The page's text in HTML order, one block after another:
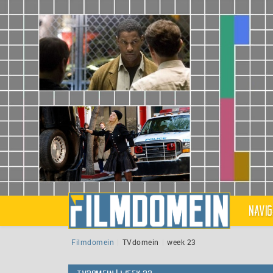
Filmdomein TVdomein week 23